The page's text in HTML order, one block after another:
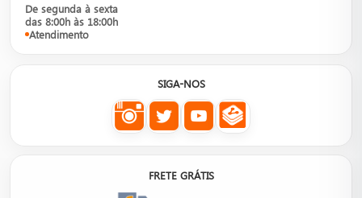
De segunda à sexta
das 8:00h às 18:00h
Atendimento
SIGA-NOS
FRETE GRÁTIS